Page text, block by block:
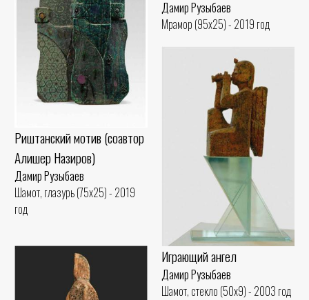
Дамир Рузыбаев
Мрамор (95x25) - 2019 год
Риштанский мотив (соавтор
Алишер Назиров)
Дамир Рузыбаев
Шамот, глазурь (75x25) - 2019
год
Играющий ангел
Дамир Рузыбаев
Шамот, стекло (50x9) - 2003 год